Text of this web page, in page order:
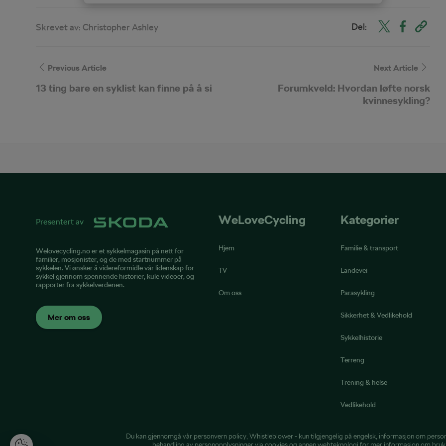
Skrevet av: Christopher Ashley Del:
Previous Article
13 ting bare en syklist kan finne på å si
Next Article
Forumkveld: Hvordan løfte norsk
kvinnesykling?
Presentert av
Welovecycling.no er et sykkelmagasin på nett for
familier, mosjonister, og de med startnummer på
sykkelen. Vi ønsker å videreformidle vår lidenskap for
sykkel gjennom spennende historier, kule videoer, og
rapporter fra sykkelverdenen.
Mer om oss
WeLoveCycling
Hjem
TV
Om oss
Kategorier
Familie & transport
Landevei
Parasykling
Sikkerhet & Vedlikehold
Sykkelhistorie
Terreng
Trening & helse
Vedlikehold
Du kan gjennomgå vår personvern policy, Whistleblower- kun tilgjengelig på engelsk, informasjon om